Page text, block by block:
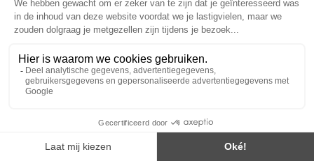
Voedingssupplement dat moet worden geconsumeerd als onderdeel van een gevarieerde,
evenwichtige voeding en een gezonde levensstijl. Aanbevolen dagelijkse dosis niet
overschrijden. Enkel voor volwassenen, buiten het bereik van kinderen houden.